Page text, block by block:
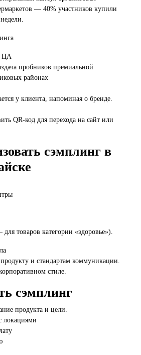
— 40% участников купили
ЦА
пробников премиальной
районах
у клиента, напоминая о бренде.
QR-код для перехода на сайт или
сэмплинг в
товаров категории «здоровье»).
и стандартам коммуникации.
стиле.
сэмплинг
продукта и цели.
локациями